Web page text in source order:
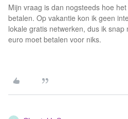
Mijn vraag is dan nogsteeds hoe
betalen. Op vakantie kon ik geen
lokale gratis netwerken, dus ik
euro moet betalen voor niks.